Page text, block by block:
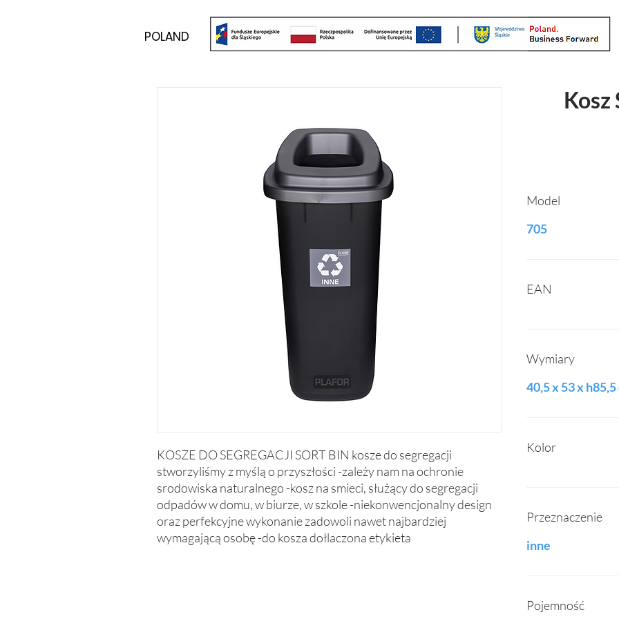
POLAND
KOSZE DO SEGREGACJI SORT BIN kosze do segregacji
stworzyliśmy z myślą o przyszłości -zależy nam na ochronie
srodowiska naturalnego -kosz na smieci, służący do segregacji
odpadów w domu, w biurze, w szkole -niekonwencjonalny design
oraz perfekcyjne wykonanie zadowoli nawet najbardziej
wymagającą osobę -do kosza dołlaczona etykieta
Kosz
Model
705
EAN
Wymiary
40,5 x 53 x h85,5
Kolor
Przeznaczenie
inne
Pojemność